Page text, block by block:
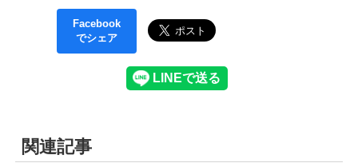
Facebook
でシェア
関連記事